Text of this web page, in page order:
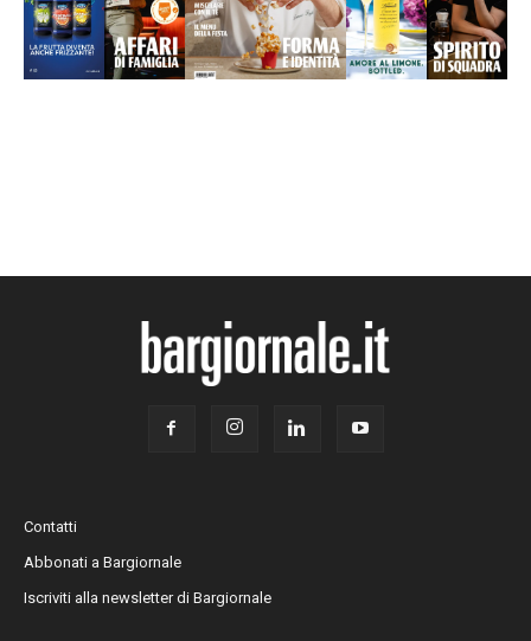
Contatti
Abbonati a Bargiornale
Iscriviti alla newsletter di Bargiornale